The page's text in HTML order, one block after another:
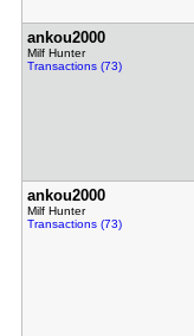
ankou2000
Milf Hunter
Transactions (73)
ankou2000
Milf Hunter
Transactions (73)